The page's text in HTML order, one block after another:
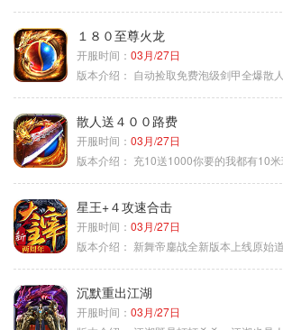
１８０至尊火龙
开服时间： 03月/27日
版本介绍： 自动捡取免费泡级剑甲全爆散
散人送４００路费
开服时间： 03月/27日
版本介绍： 充10送1000你要的我都有10
星王+４攻速合击
开服时间： 03月/27日
版本介绍： 新舞帝鏖战全新版本上线原始
沉默重出江湖
开服时间： 03月/27日